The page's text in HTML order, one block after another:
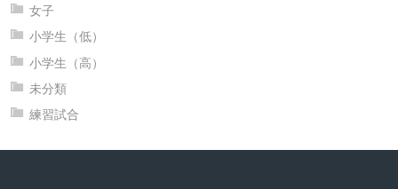
女子
小学生（低）
小学生（高）
未分類
練習試合